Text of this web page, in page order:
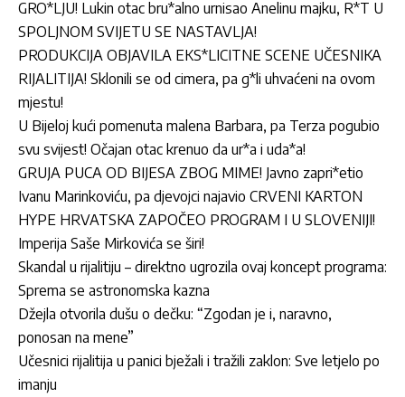
GRO*LJU! Lukin otac bru*alno urnisao Anelinu majku, R*T U
SPOLJNOM SVIJETU SE NASTAVLJA!
PRODUKCIJA OBJAVILA EKS*LICITNE SCENE UČESNIKA
RIJALITIJA! Sklonili se od cimera, pa g*li uhvaćeni na ovom
mjestu!
U Bijeloj kući pomenuta malena Barbara, pa Terza pogubio
svu svijest! Očajan otac krenuo da ur*a i uda*a!
GRUJA PUCA OD BIJESA ZBOG MIME! Javno zapri*etio
Ivanu Marinkoviću, pa djevojci najavio CRVENI KARTON
HYPE HRVATSKA ZAPOČEO PROGRAM I U SLOVENIJI!
Imperija Saše Mirkovića se širi!
Skandal u rijalitiju – direktno ugrozila ovaj koncept programa:
Sprema se astronomska kazna
Džejla otvorila dušu o dečku: “Zgodan je i, naravno,
ponosan na mene”
Učesnici rijalitija u panici bježali i tražili zaklon: Sve letjelo po
imanju